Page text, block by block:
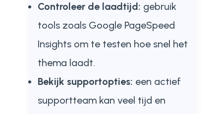
Controleer de laadtijd: gebruik
tools zoals Google PageSpeed
Insights om te testen hoe snel het
thema laadt.
Bekijk supportopties: een actief
supportteam kan veel tijd en